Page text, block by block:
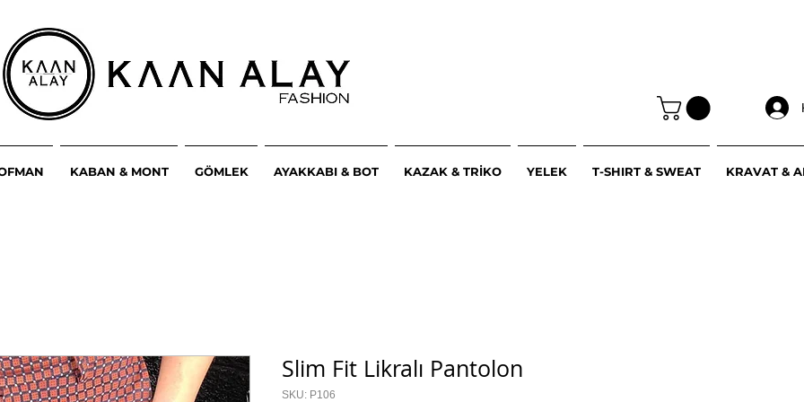
KABAN & MONT GÖMLEK AYAKKABI & BOT KAZAK & TRİKO YELEK T-SHIRT & SWEAT KRAVAT &
Slim Fit Likralı Pantolon
SKU: P106